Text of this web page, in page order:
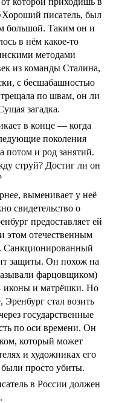
писатель, был
большой. Таким он и
в нём какое-то
методами
из команды Сталина,
с бесшабашностью
по швам, он ли
загадка.
в конце — когда
поколения
потом и род занятий.
струй? Достиг ли он
выменивает у неё
свидетельство о
предоставляет ей
этом отечественным
Санкционированный
защиты. Он похож на
фарцовщиком)
иконы и матрёшки. Но
стал возить
государственные
по оси времени. Он
который может
и художниках его
просто убиты.
в России должен